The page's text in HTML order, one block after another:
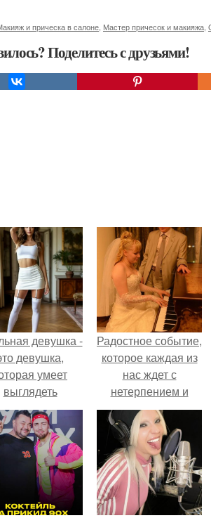
и прическа в салоне Мастер причесок и макияжа
Поделитесь с друзьями!
девушка -
девушка,
умеет
выглядеть
и
в любои
ситуации.
Радостное событие,
которое каждая из
нас ждет с
нетерпением и
предвкушением.